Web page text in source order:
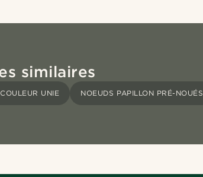
similaires
UNIE NOEUDS PAPILLON PRÉ-NOUÉS